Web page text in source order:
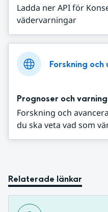
Ladda ner API för
vädervarningar
Forskning
Prognoser och
Forskning och
du ska veta vad som
Relaterade länkar